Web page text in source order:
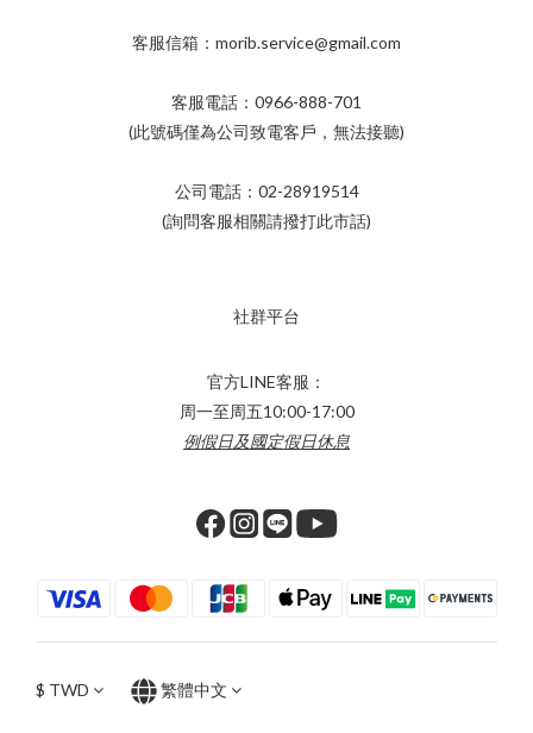
客服信箱：morib.service@gmail.com
客服電話：0966-888-701
(此號碼僅為公司致電客戶，無法接聽)
公司電話：02-28919514
(詢問客服相關請撥打此市話)
社群平台
官方LINE客服：
周一至周五10:00-17:00
例假日及國定假日休息
$ TWD 繁體中文